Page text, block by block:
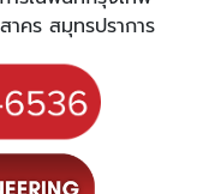
คร สมุทรปราการ